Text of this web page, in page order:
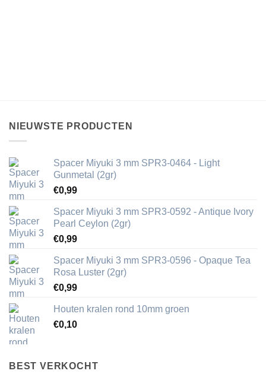
NIEUWSTE PRODUCTEN
Spacer Miyuki 3 mm SPR3-0464 - Light
Gunmetal (2gr)
€0,99
Spacer Miyuki 3 mm SPR3-0592 - Antique Ivory
Pearl Ceylon (2gr)
€0,99
Spacer Miyuki 3 mm SPR3-0596 - Opaque Tea
Rosa Luster (2gr)
€0,99
Houten kralen rond 10mm groen
€0,10
BEST VERKOCHT